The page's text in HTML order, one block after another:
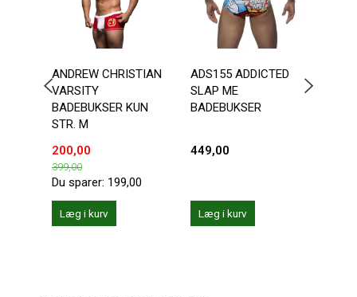
ANDREW CHRISTIAN
VARSITY
BADEBUKSER KUN
STR. M
200,00
399,00
Du sparer: 199,00
Læg i kurv
ADS155 ADDICTED
SLAP ME
BADEBUKSER
449,00
Læg i kurv